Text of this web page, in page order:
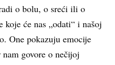
o bolu, o sreći ili o
koje će nas „odati“ i našoj
One pokazuju emocije
govore o nečijoj